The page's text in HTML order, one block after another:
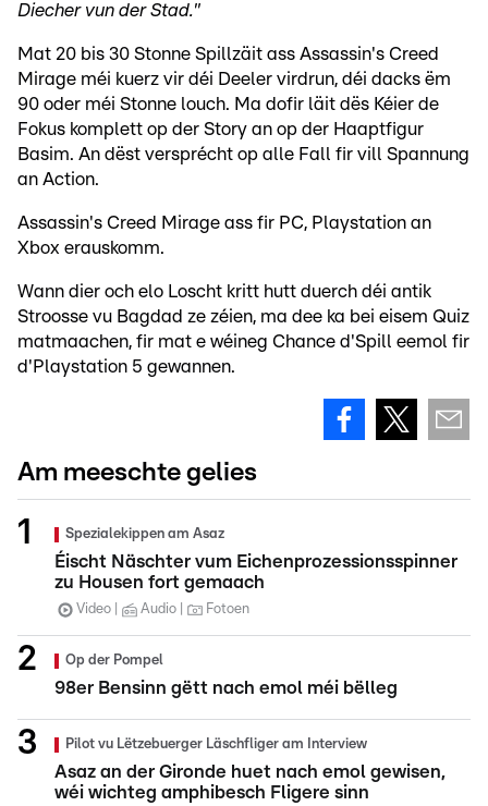
Diecher vun der Stad."
Mat 20 bis 30 Stonne Spillzäit ass Assassin's Creed
Mirage méi kuerz vir déi Deeler virdrun, déi dacks ëm
90 oder méi Stonne louch. Ma dofir läit dës Kéier de
Fokus komplett op der Story an op der Haaptfigur
Basim. An dëst versprécht op alle Fall fir vill Spannung
an Action.
Assassin's Creed Mirage ass fir PC, Playstation an
Xbox erauskomm.
Wann dier och elo Loscht kritt hutt duerch déi antik
Stroosse vu Bagdad ze zéien, ma dee ka bei eisem Quiz
matmaachen, fir mat e wéineg Chance d'Spill eemol fir
d'Playstation 5 gewannen.
Am meeschte gelies
Spezialekippen am Asaz
Éischt Näschter vum Eichenprozessionsspinner
zu Housen fort gemaach
Video Audio Fotoen
Op der Pompel
98er Bensinn gëtt nach emol méi bëlleg
Pilot vu Lëtzebuerger Läschfliger am Interview
Asaz an der Gironde huet nach emol gewisen,
wéi wichteg amphibesch Fligere sinn